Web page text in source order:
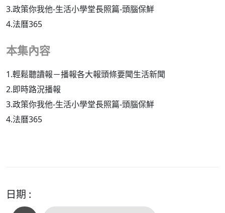
3.政策你我他-生活小學堂長照篇-頭腦保鮮
4.法曆365
本集內容
1.輕鬆聽讀報－播報各大報頭條要聞生活新聞
2.即時路況播報
3.政策你我他-生活小學堂長照篇-頭腦保鮮
4.法曆365
日期 :